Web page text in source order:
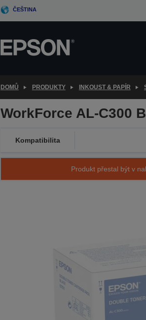
ČEŠTINA
DOMŮ PRODUKTY INKOUST & PAPÍR
WorkForce AL-C300
Kompatibilita
Produkt přestal být v